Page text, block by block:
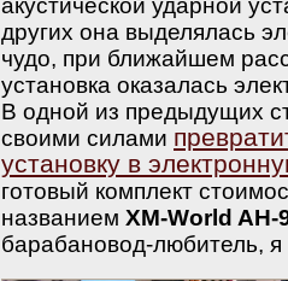
других она выделялась
чудо, при ближайшем
установка оказалась
В одной из предыдущих
своими силами
установку в
готовый комплект
названием XM-World AH-
барабановод-любитель,